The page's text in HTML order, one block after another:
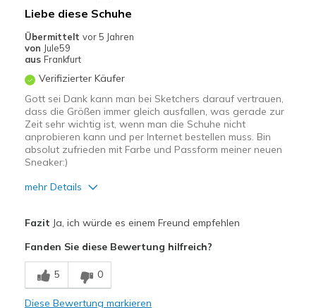
Geeignete Verwendung
Travel
Width
Feels true to width
Sizing
Feels true to size
View On Shoes
Shoes are for Wearing
Liebe diese Schuhe
Übermittelt vor 5 Jahren
von Jule59
aus Frankfurt
Verifizierter Käufer
Gott sei Dank kann man bei Sketchers darauf vertrauen,
dass die Größen immer gleich ausfallen, was gerade zur
Zeit sehr wichtig ist, wenn man die Schuhe nicht
anprobieren kann und per Internet bestellen muss. Bin
absolut zufrieden mit Farbe und Passform meiner neuen
Sneaker:)
mehr Details
Leicht
Stoßdämpfend
Fazit Ja, ich würde es einem Freund empfehlen
Fanden Sie diese Bewertung hilfreich?
5 0
Diese Bewertung markieren